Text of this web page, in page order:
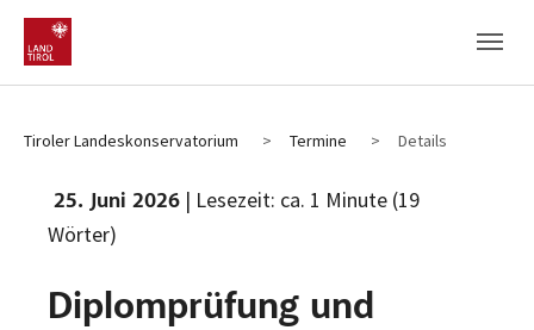
Zum Hauptinhalt
Zum Fußbereich
Tiroler Landeskonservatorium Termine Details
25. Juni 2026 | Lesezeit: ca. 1 Minute (19
Wörter)
Diplomprüfung und